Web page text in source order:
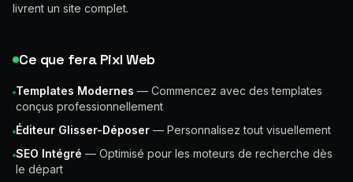
livrent un site complet.
Ce que fera Pixl Web
Templates Modernes — Commencez avec des templates
conçus professionnellement
Éditeur Glisser-Déposer — Personnalisez tout visuellement
SEO Intégré — Optimisé pour les moteurs de recherche dès
le départ